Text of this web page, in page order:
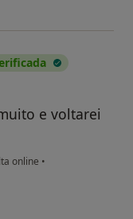
e voltarei
online •